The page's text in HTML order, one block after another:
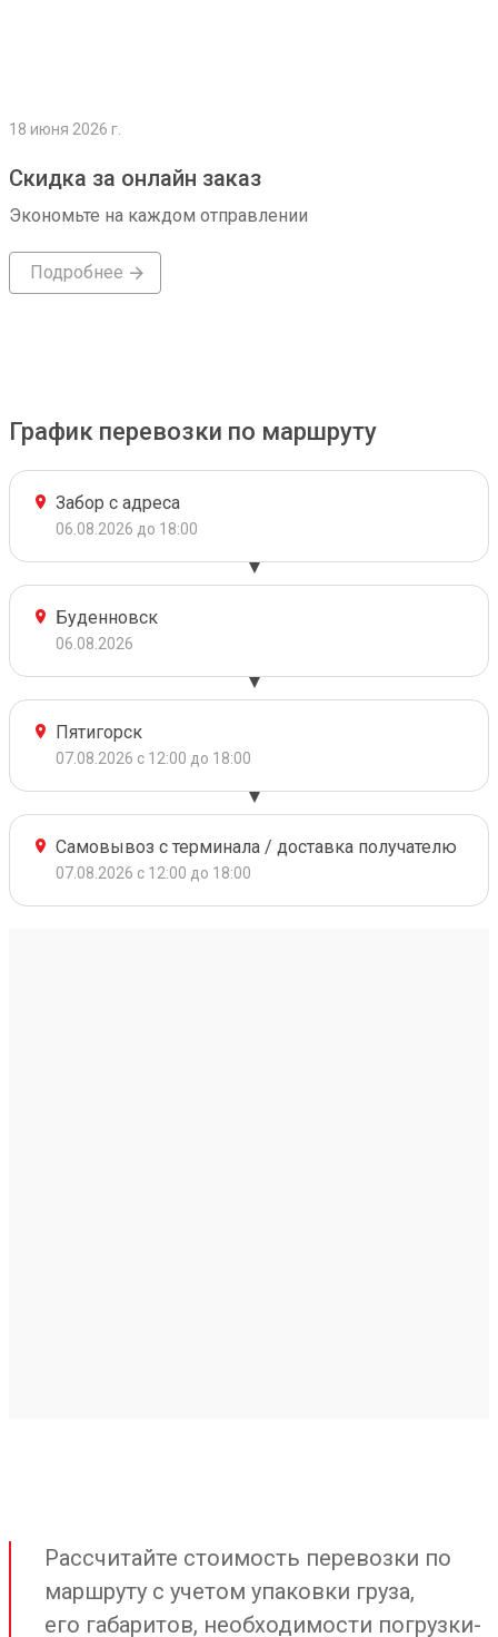
18 июня 2026 г.
Скидка за онлайн заказ
Экономьте на каждом отправлении
Подробнее
График перевозки по маршруту
Забор с адреса
06.08.2026 до 18:00
Буденновск
06.08.2026
Пятигорск
07.08.2026 с 12:00 до 18:00
Самовывоз с терминала / доставка получателю
07.08.2026 с 12:00 до 18:00
Рассчитайте стоимость перевозки по
маршруту с учетом упаковки груза,
его габаритов, необходимости погрузки-